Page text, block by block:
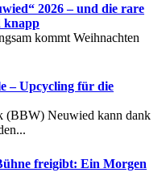
2026 – und die rare
knapp
kommt Weihnachten
– Upcycling für die
(BBW) Neuwied kann dank
freigibt: Ein Morgen